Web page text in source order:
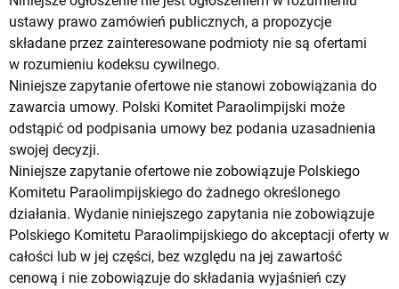
ustawy prawo zamówień publicznych, a propozycje
składane przez zainteresowane podmioty nie są ofertami
w rozumieniu kodeksu cywilnego.
Niniejsze zapytanie ofertowe nie stanowi zobowiązania do
zawarcia umowy. Polski Komitet Paraolimpijski może
odstąpić od podpisania umowy bez podania uzasadnienia
swojej decyzji.
Niniejsze zapytanie ofertowe nie zobowiązuje Polskiego
Komitetu Paraolimpijskiego do żadnego określonego
działania. Wydanie niniejszego zapytania nie zobowiązuje
Polskiego Komitetu Paraolimpijskiego do akceptacji oferty w
całości lub w jej części, bez względu na jej zawartość
cenową i nie zobowiązuje do składania wyjaśnień czy